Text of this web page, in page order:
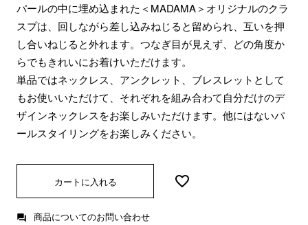
パールの中に埋め込まれた＜MADAMA＞オリジナルのクラ
スプは、回しながら差し込みねじると留められ、互いを押
し合いねじると外れます。つなぎ目が見えず、どの角度か
らでもきれいにお着けいただけます。
単品ではネックレス、アンクレット、ブレスレットとして
もお使いいただけて、それぞれを組み合わて自分だけのデ
ザインネックレスをお楽しみいただけます。他にはないパ
ールスタイリングをお楽しみください。
カートに入れる
商品についてのお問い合わせ